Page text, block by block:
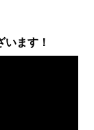
ます！